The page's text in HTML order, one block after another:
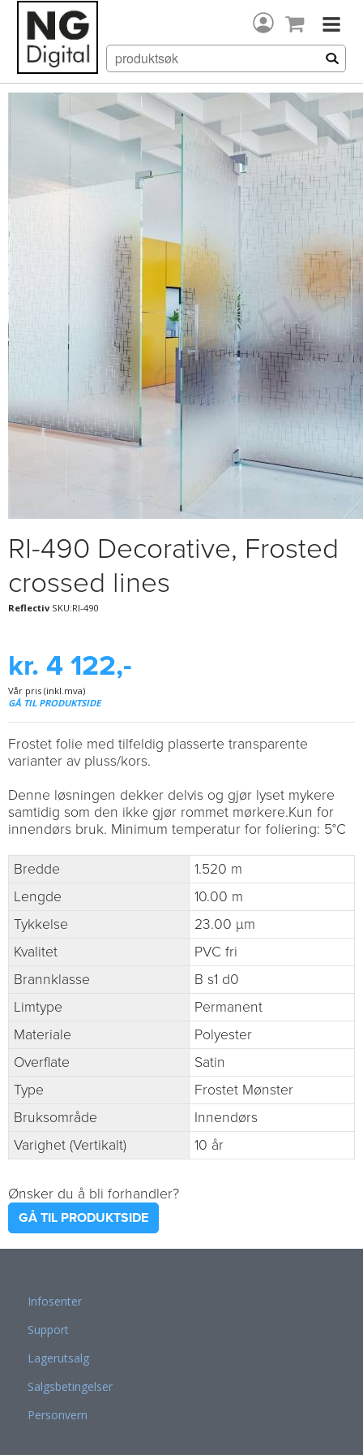
RI-490 Decorative, Frosted
crossed lines
ReflectivSKU:RI-490
kr. 4 122,-
Vår pris (inkl.mva)
GÅ TIL PRODUKTSIDE
Frostet folie med tilfeldig plasserte transparente
varianter av pluss/kors.
Denne løsningen dekker delvis og gjør lyset mykere
samtidig som den ikke gjør rommet mørkere.Kun for
innendørs bruk. Minimum temperatur for foliering: 5°C
Bredde
1.520 m
Lengde
10.00 m
Tykkelse
23.00 µm
Kvalitet
PVC fri
Brannklasse
B s1 d0
Limtype
Permanent
Materiale
Polyester
Overflate
Satin
Type
Frostet Mønster
Bruksområde
Innendørs
Varighet (Vertikalt)
10 år
Ønsker du å bli forhandler?
GÅ TIL PRODUKTSIDE
Infosenter
Support
Lagerutsalg
Salgsbetingelser
Personvern